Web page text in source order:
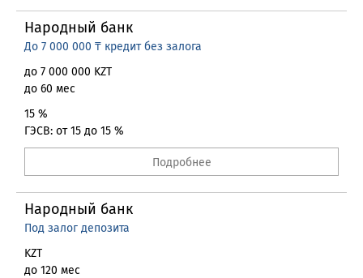
Народный банк
До 7 000 000 ₸ кредит без залога
до 7 000 000 KZT
до 60 мес
15 %
ГЭСВ: от 15 до 15 %
Подробнее
Народный банк
Под залог депозита
KZT
до 120 мес